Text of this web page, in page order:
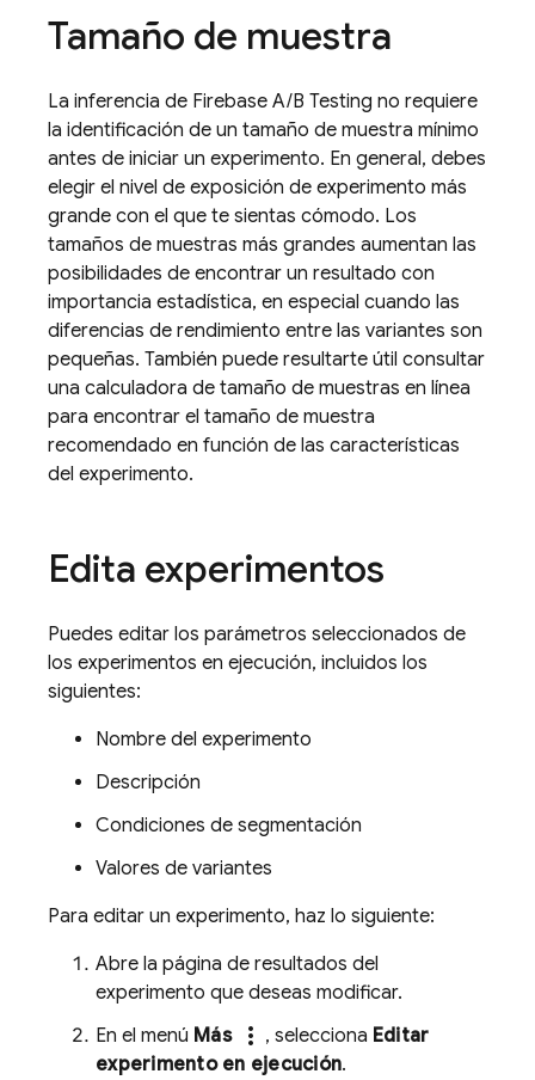
Tamaño de muestra
La inferencia de Firebase A/B Testing no requiere
la identificación de un tamaño de muestra mínimo
antes de iniciar un experimento. En general, debes
elegir el nivel de exposición de experimento más
grande con el que te sientas cómodo. Los
tamaños de muestras más grandes aumentan las
posibilidades de encontrar un resultado con
importancia estadística, en especial cuando las
diferencias de rendimiento entre las variantes son
pequeñas. También puede resultarte útil consultar
una calculadora de tamaño de muestras en línea
para encontrar el tamaño de muestra
recomendado en función de las características
del experimento.
Edita experimentos
Puedes editar los parámetros seleccionados de
los experimentos en ejecución, incluidos los
siguientes:
Nombre del experimento
Descripción
Condiciones de segmentación
Valores de variantes
Para editar un experimento, haz lo siguiente:
Abre la página de resultados del
experimento que deseas modificar.
En el menú Más more_vert , selecciona Editar
experimento en ejecución.